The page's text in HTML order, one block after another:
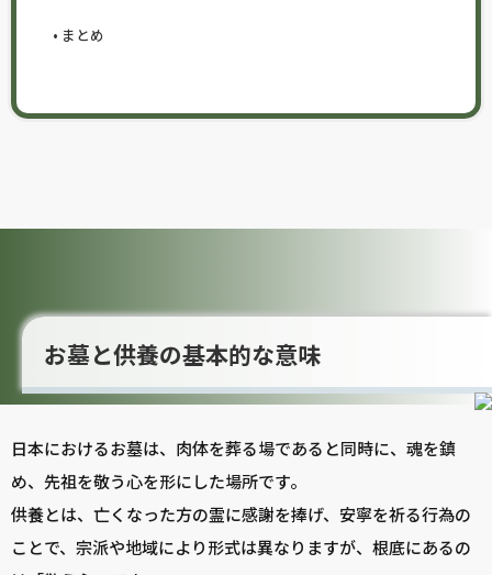
まとめ
お墓と供養の基本的な意味
日本におけるお墓は、肉体を葬る場であると同時に、魂を鎮
め、先祖を敬う心を形にした場所です。
供養とは、亡くなった方の霊に感謝を捧げ、安寧を祈る行為の
ことで、宗派や地域により形式は異なりますが、根底にあるの